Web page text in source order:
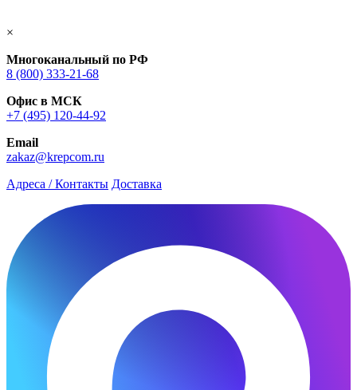
×
Многоканальный по РФ
8 (800) 333‑21-68
Офис в МСК
+7 (495) 120-44-92
Email
zakaz@krepcom.ru
Адреса / Контакты Доставка